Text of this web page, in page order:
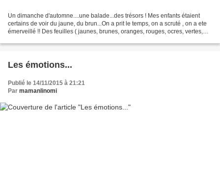
Un dimanche d'automne....une balade...des trésors ! Mes enfants étaient
certains de voir du jaune, du brun...On a prit le temps, on a scruté , on a ete
émerveillé !! Des feuilles ( jaunes, brunes, oranges, rouges, ocres, vertes,
Les émotions...
Publié le 14/11/2015 à 21:21
Par mamanlinomi